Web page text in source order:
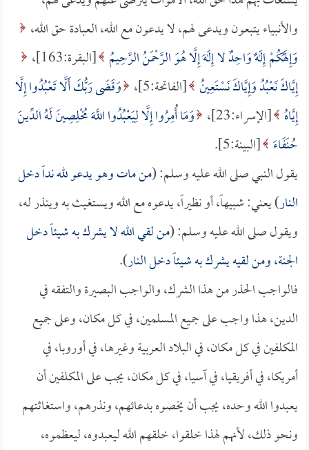
والأنبياء يتبعون ويدعى لهم، لا يدعون مع الله، العبادة حق الله،
وَإِلَهُكُمْ إِلَهٌ وَاحِدٌ لا إِلَهَ إِلَّا هُوَ الرَّحْمَنُ الرَّحِيمُ [البقرة:163]،
إِيَّاكَ نَعْبُدُ وَإِيَّاكَ نَسْتَعِينُ [الفاتحة:5]،
وَقَضَى رَبُّكَ أَلَّا تَعْبُدُوا إِلَّا
إِيَّاهُ [الإسراء:23]،
وَمَا أُمِرُوا إِلَّا لِيَعْبُدُوا اللَّهَ مُخْلِصِينَ لَهُ الدِّينَ
حُنَفَاءَ [البينة:5].
يقول النبي صلى الله عليه وسلم: (من مات وهو يدعو لله نداً دخل
النار) يعني: شبيهاً، أو نظيراً، يدعوه مع الله ويستغيث به وينذر له،
ويقول صلى الله عليه وسلم: (من لقي الله لا يشرك به شيئاً دخل
الجنة، ومن لقيه يشرك به شيئاً دخل النار).
فالواجب الحذر من هذا الشرك، والواجب البصيرة والتفقه في
الدين، هذا واجب على جميع المسلمين، في كل مكان، وعلى جميع
المكلفين في كل مكان، في البلاد العربية وغيرها، في أوروبا، في
أمريكا، في أفريقيا، في آسيا، في كل مكان، يجب على المكلفين أن
يعبدوا الله وحده، يجب أن يخصوه بدعائهم، ونذرهم، واستغاثتهم
ونحو ذلك، لأنهم لهذا خلقوا، خلقهم الله ليعبدوه، ليعظموه،